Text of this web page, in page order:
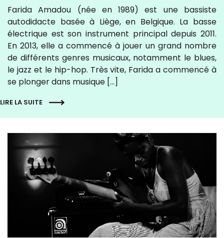
Farida Amadou (née en 1989) est une bassiste
autodidacte basée à Liège, en Belgique. La basse
électrique est son instrument principal depuis 2011.
En 2013, elle a commencé à jouer un grand nombre
de différents genres musicaux, notamment le blues,
le jazz et le hip-hop. Très vite, Farida a commencé à
se plonger dans musique […]
LIRE LA SUITE